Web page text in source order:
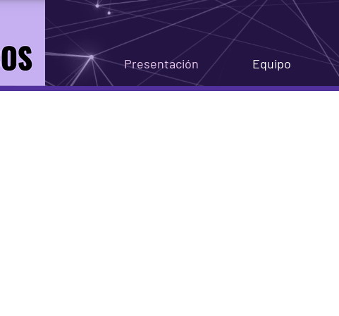
Presentación Equipo